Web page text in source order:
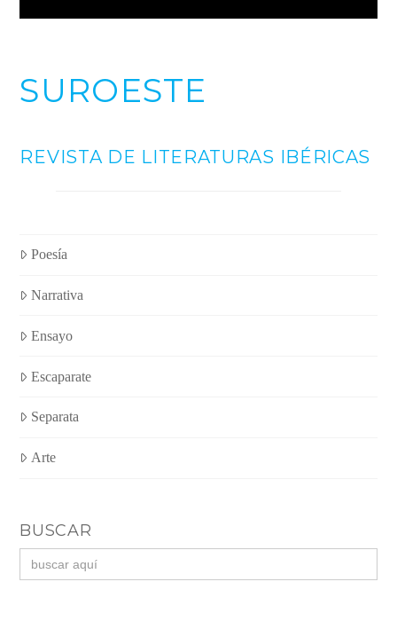
SUROESTE
REVISTA DE LITERATURAS IBÉRICAS
Poesía
Narrativa
Ensayo
Escaparate
Separata
Arte
BUSCAR
Buscar: